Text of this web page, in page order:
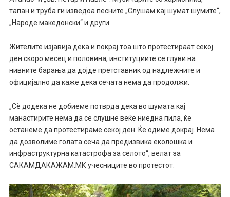
тапан и труба ги изведоа песните „Слушам кај шумат шумите“,
„Народе македонски“ и други.
Жителите изјавија дека и покрај тоа што протестираат секој
ден скоро месец и половина, институциите се глуви на
нивните барања да дојде претставник од надлежните и
официјално да каже дека сечата нема да продолжи.
„Сè додека не добиеме потврда дека во шумата кај
манастирите нема да се слушне веќе ниедна пила, ќе
останеме да протестираме секој ден. Ќе одиме докрај. Нема
да дозволиме голата сеча да предизвика еколошка и
инфраструктурна катастрофа за селото“, велат за
САКАМДАКАЖАМ.МК учесниците во протестот.